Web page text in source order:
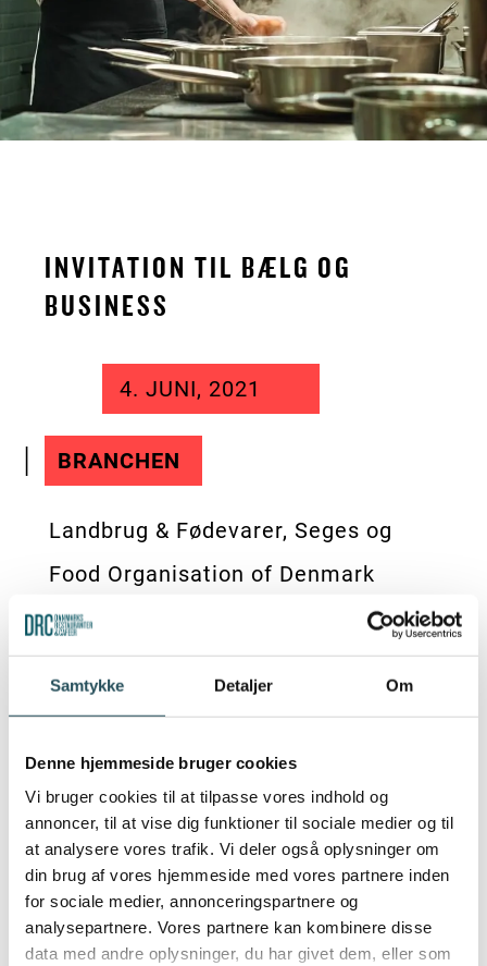
Samtykke Detaljer Om
Denne hjemmeside bruger cookies
Vi bruger cookies til at tilpasse vores indhold og
annoncer, til at vise dig funktioner til sociale medier og til
at analysere vores trafik. Vi deler også oplysninger om
din brug af vores hjemmeside med vores partnere inden
for sociale medier, annonceringspartnere og
analysepartnere. Vores partnere kan kombinere disse
data med andre oplysninger, du har givet dem, eller som
INVITATION TIL BÆLG OG
BUSINESS
4. JUNI, 2021
BRANCHEN
Landbrug & Fødevarer, Seges og
Food Organisation of Denmark
byder restauratører, landmænd,
grossister, dagligvarekæder og
’Bælg & business’ handler om
bælgplanter såsom ærter,
hestebønner, lupin og linser,
og producenterne står klar med ny